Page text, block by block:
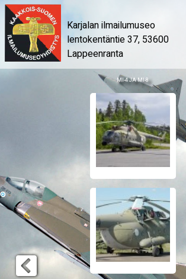
Karjalan ilmailumuseo
lentokentäntie 37, 53600
Lappeenranta
MI-4 JA MI-8